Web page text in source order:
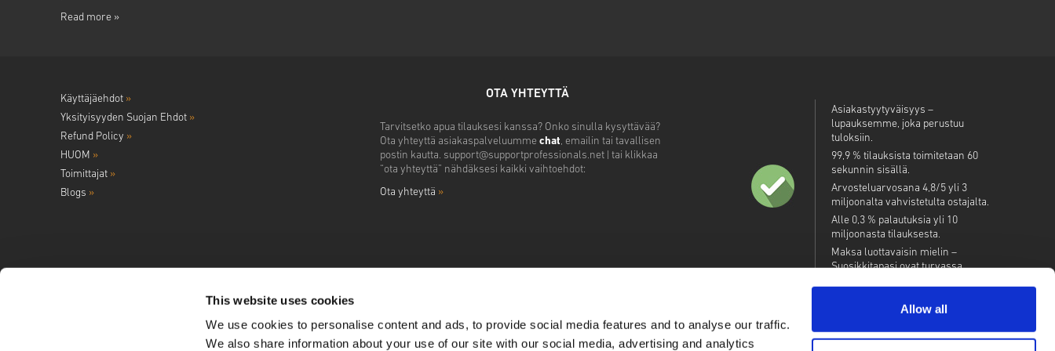
This website uses cookies
We use cookies to personalise content and ads, to provide social media features and to analyse our traffic.
We also share information about your use of our site with our social media, advertising and analytics
Allow all
Read more »
Käyttäjäehdot »
Yksityisyyden Suojan Ehdot »
Refund Policy »
HUOM »
Toimittajat »
Blogs »
OTA YHTEYTTÄ
Tarvitsetko apua tilauksesi kanssa? Onko sinulla kysyttävää?
Ota yhteyttä asiakaspalveluumme chat, emailin tai tavallisen
postin kautta. support@supportprofessionals.net| tai klikkaa
“ota yhteyttä” nähdäksesi kaikki vaihtoehdot:
Ota yhteyttä »
Asiakastyytyväisyys –
lupauksemme, joka perustuu
tuloksiin.
99,9 % tilauksista toimitetaan 60
sekunnin sisällä.
Arvosteluarvosana 4,8/5 yli 3
miljoonalta vahvistetulta ostajalta.
Alle 0,3 % palautuksia yli 10
miljoonasta tilauksesta.
Maksa luottavaisin mielin –
Suosikkitapasi ovat turvassa.